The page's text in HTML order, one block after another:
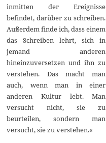
inmitten der Ereignisse
befindet, darüber zu schreiben.
Außerdem finde ich, dass einem
das Schreiben lehrt, sich in
jemand anderen
hineinzuversetzen und ihn zu
verstehen. Das macht man
auch, wenn man in einer
anderen Kultur lebt. Man
versucht nicht, sie zu
beurteilen, sondern man
versucht, sie zu verstehen.«